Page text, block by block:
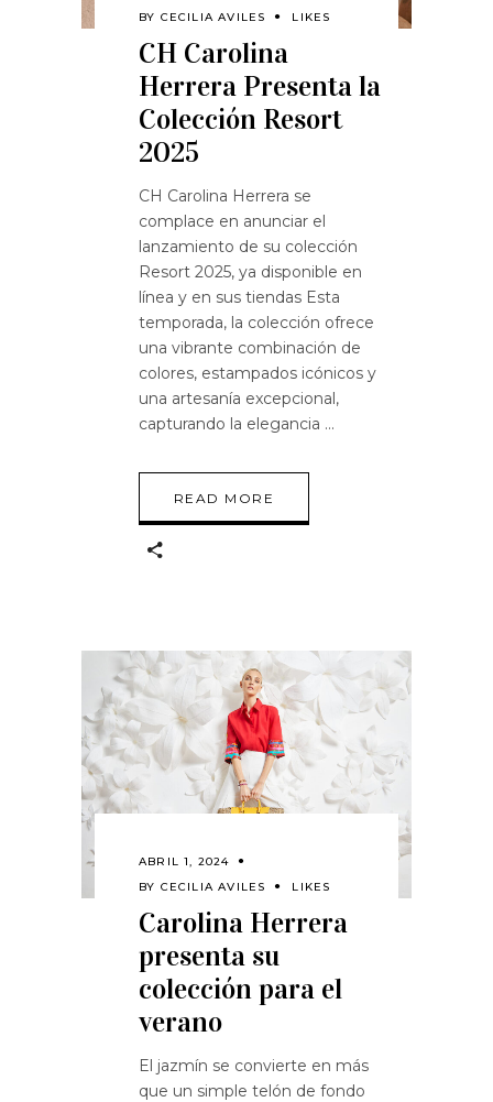
BY CECILIA AVILES LIKES
CH Carolina
Herrera Presenta la
Colección Resort
2025
CH Carolina Herrera se
complace en anunciar el
lanzamiento de su colección
Resort 2025, ya disponible en
línea y en sus tiendas Esta
temporada, la colección ofrece
una vibrante combinación de
colores, estampados icónicos y
una artesanía excepcional,
capturando la elegancia
READ MORE
ABRIL 1, 2024
BY CECILIA AVILES LIKES
Carolina Herrera
presenta su
colección para el
verano
El jazmín se convierte en más
que un simple telón de fondo